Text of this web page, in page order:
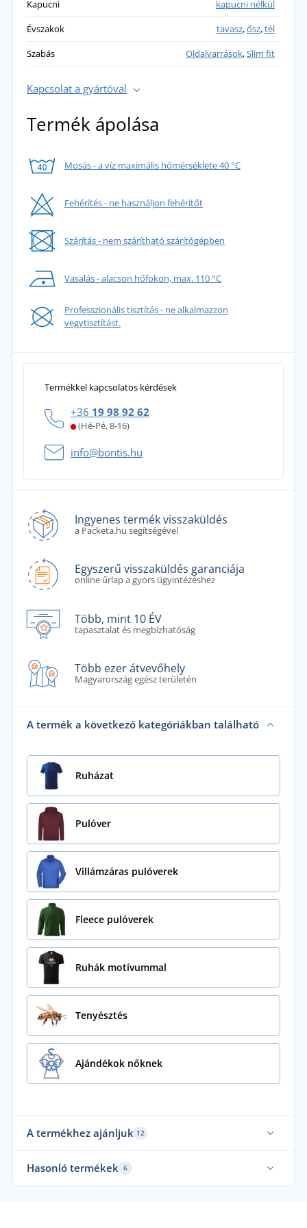
Kapucni
kapucni nélkül
Évszakok
tavasz,ősz,tél
Szabás
Oldalvarrások,Slim fit
Kapcsolat a gyártóval
Termék ápolása
Mosás - a víz maximális hőmérséklete 40 °C
Fehérítés - ne használjon fehérítőt
Szárítás - nem szárítható szárítógépben
Vasalás - alacson hőfokon, max. 110 °C
Professzionális tisztítás - ne alkalmazzon
vegytisztítást.
Termékkel kapcsolatos kérdések
+36 19 98 92 62
(Hé-Pé, 8-16)
info@bontis.hu
Ingyenes termék visszaküldés
a Packeta.hu segítségével
Egyszerű visszaküldés garanciája
online űrlap a gyors ügyintézéshez
Több, mint 10 ÉV
tapasztalat és megbízhatóság
Több ezer átvevőhely
Magyarország egész területén
A termék a következő kategóriákban található
Ruházat
Pulóver
Villámzáras pulóverek
Fleece pulóverek
Ruhák motívummal
Tenyésztés
Ajándékok nőknek
A termékhez ajánljuk 12
Hasonló termékek 6